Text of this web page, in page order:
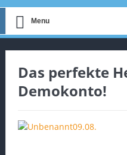
Menu
Das perfekte
Demokonto!